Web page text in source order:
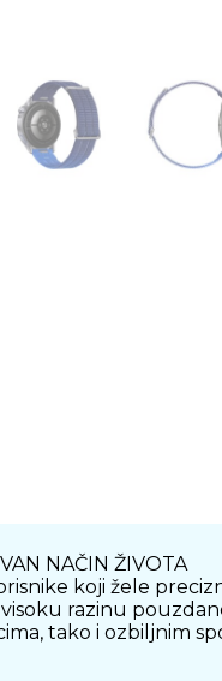
NAČIN ŽIVOTA
koji žele
razinu
tako i ozbiljnim